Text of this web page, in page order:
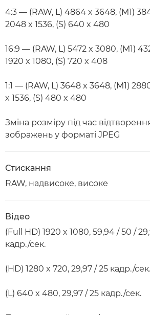
4:3 — (RAW, L) 4864 x 3648, (M1)
2048 x 1536, (S) 640 x 480
16:9 — (RAW, L) 5472 x 3080, (M1)
1920 x 1080, (S) 720 x 408
1:1 — (RAW, L) 3648 x 3648, (M1)
x 1536, (S) 480 x 480
Зміна розміру під час
зображень у форматі JPEG
Стискання
RAW, надвисоке, високе
Відео
(Full HD) 1920 x 1080, 59,94 / 50 /
кадр./сек.
(HD) 1280 x 720, 29,97 / 25 кадр./сек.
(L) 640 x 480, 29,97 / 25 кадр./сек.